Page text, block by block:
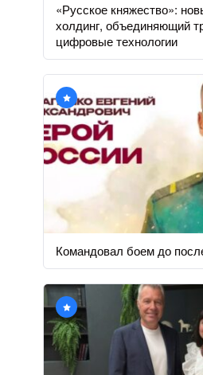
«Русское княжество»:
холдинг, объединяющий
цифровые технологии
Командовал боем до